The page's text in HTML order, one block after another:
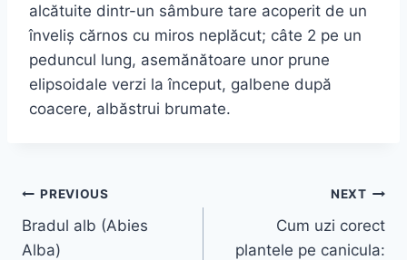
alcătuite dintr-un sâmbure tare acoperit de un
înveliş cărnos cu miros neplăcut; câte 2 pe un
peduncul lung, asemănătoare unor prune
elipsoidale verzi la început, galbene după
coacere, albăstrui brumate.
Navigare
în
PREVIOUS
Bradul alb (Abies
Alba)
NEXT
Cum uzi corect
plantele pe canicula: